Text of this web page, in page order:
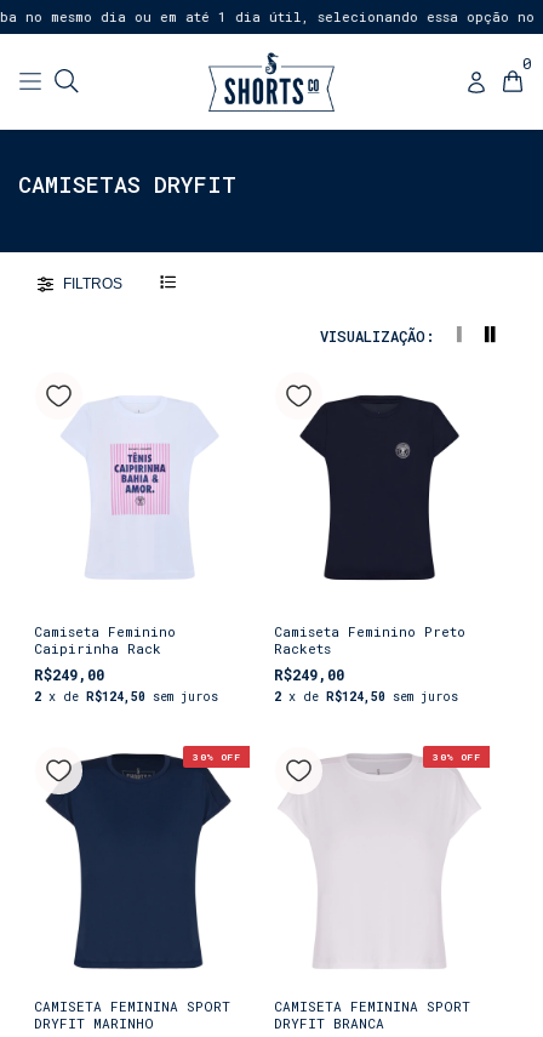
no mesmo dia ou em até 1 dia útil, selecionando essa opção no
0
CAMISETAS DRYFIT
FILTROS
VISUALIZAÇÃO:
Camiseta Feminino
Caipirinha Rack
R$249,00
2 x de R$124,50 sem juros
Camiseta Feminino Preto
Rackets
R$249,00
2 x de R$124,50 sem juros
30% OFF
CAMISETA FEMININA SPORT
DRYFIT MARINHO
30% OFF
CAMISETA FEMININA SPORT
DRYFIT BRANCA